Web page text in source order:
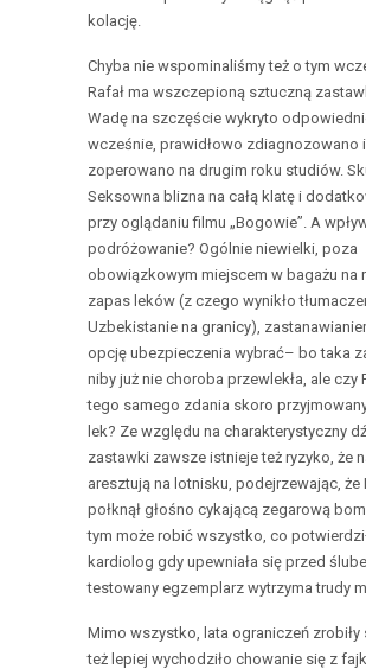
kolację.
Chyba nie wspominaliśmy też o tym
Rafał ma wszczepioną sztuczną
Wadę na szczęście wykryto
wcześnie, prawidłowo zdiagnozowano i
zoperowano na drugim roku studiów.
Seksowna blizna na całą klatę i
przy oglądaniu filmu „Bogowie”. A
podróżowanie? Ogólnie niewielki, poza
obowiązkowym miejscem w bagażu na
zapas leków (z czego wynikło
Uzbekistanie na granicy),
opcję ubezpieczenia wybrać– bo taka
niby już nie choroba przewlekła, ale czy
tego samego zdania skoro
lek? Ze względu na charakterystyczny
zastawki zawsze istnieje też ryzyko, że
aresztują na lotnisku, podejrzewając, że
połknął głośno cykającą zegarową
tym może robić wszystko, co
kardiolog gdy upewniała się przed
testowany egzemplarz wytrzyma trudy
Mimo wszystko, lata ograniczeń zrobiły
też lepiej wychodziło chowanie się z